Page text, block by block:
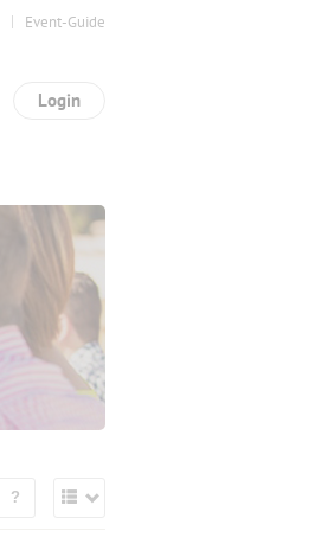
Event-Guide
Login
?